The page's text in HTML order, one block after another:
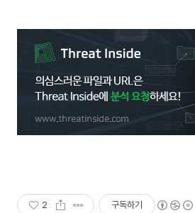
2 구독하기